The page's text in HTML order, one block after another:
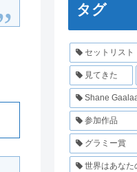
タグ
セットリスト
見てきた
Shane
参加作品
グラミー賞
世界はあなた